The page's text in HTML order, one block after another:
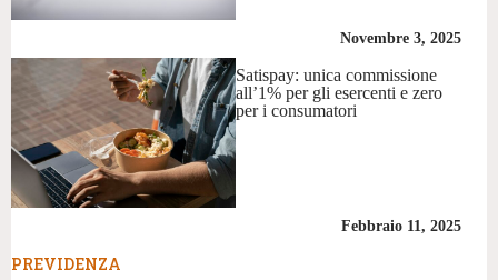
Novembre 3, 2025
Satispay: unica commissione
all’1% per gli esercenti e zero
per i consumatori
Febbraio 11, 2025
PREVIDENZA